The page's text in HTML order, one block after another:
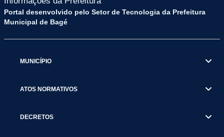
Portal desenvolvido pelo Setor de Tecnologia da Prefeitura
Municipal de Bagé
MUNICÍPIO
ATOS NORMATIVOS
DECRETOS